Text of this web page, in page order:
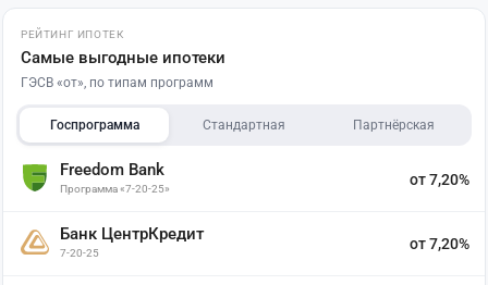
РЕЙТИНГ ИПОТЕК
Самые выгодные ипотеки
ГЭСВ «от», по типам программ
Госпрограмма Стандартная Партнёрская
Freedom Bank
Программа «7-20-25»
от 7,20%
Банк ЦентрКредит
7-20-25
от 7,20%